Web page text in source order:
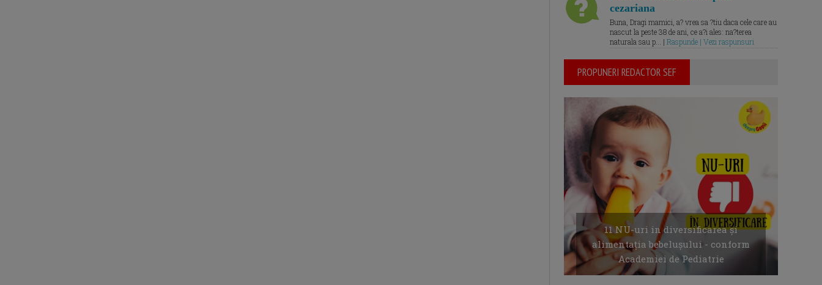
cezariana
Buna, Dragi mamici, a? vrea sa ?tiu daca cele care au
nascut la peste 38 de ani, ce a?i ales: na?terea
naturala sau p... | Raspunde | Vezi raspunsuri
PROPUNERI REDACTOR SEF
11 NU-uri in diversificarea și
alimentația bebelușului - conform
Academiei de Pediatrie